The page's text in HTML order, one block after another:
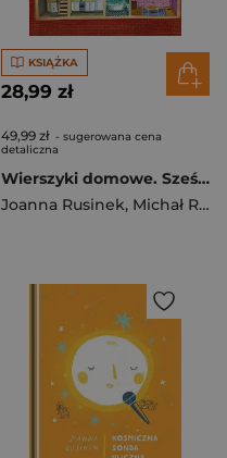
KSIĄŻKA
28,99 zł
49,99 zł - sugerowana cena
detaliczna
Wierszyki domowe. Sześć i pół tuzinka wierszyków Rusinka [2025]
Joanna Rusinek, Michał Rusinek